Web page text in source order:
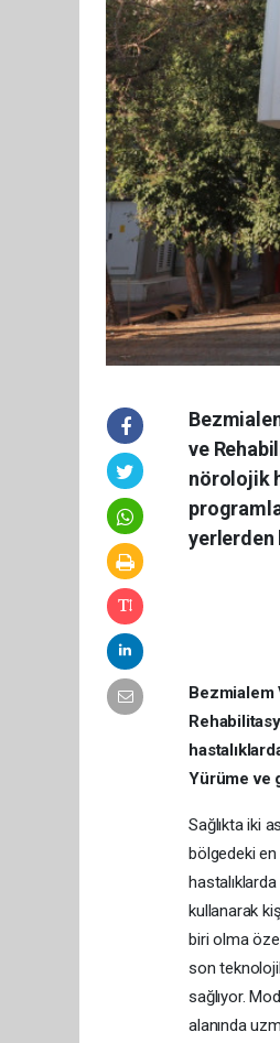
ve
nörolojik
yerlerden
Bezmialem
Yürüme ve
Sağlıkta iki
bölgedeki
kullanarak
biri olma
son
sağlıyor.
alanında